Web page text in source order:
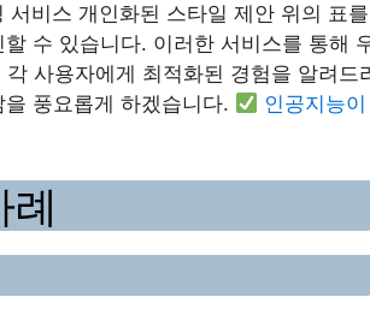
비스 개인화된 스타일 제안 위의 표를
수 있습니다. 이러한 서비스를 통해
사용자에게 최적화된 경험을 알려드
풍요롭게 하겠습니다.
인공지능이
례